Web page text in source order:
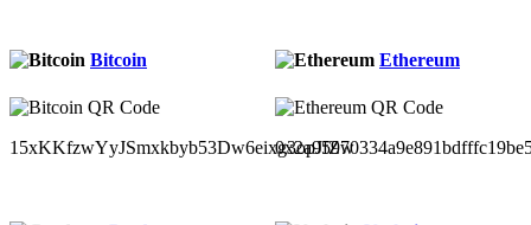
Bitcoin
15xKKfzwYyJSmxkbyb53Dw6eixg3opJfZw
Ethereum